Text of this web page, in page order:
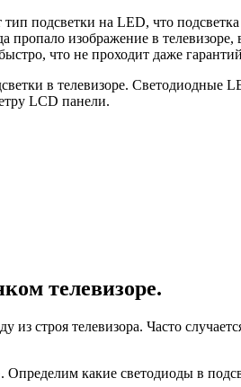
подсветки на LED, что
пропало изображение в
что не проходит даже
в телевизоре.
LCD панели.
телевизоре.
из строя телевизора. Часто
какие светодиоды в